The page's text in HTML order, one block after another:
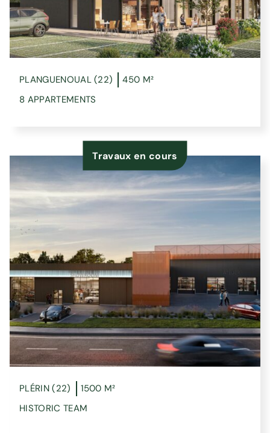
PLANGUENOUAL (22)
450 M²
8 APPARTEMENTS
Travaux en cours
PLÉRIN (22)
1500 M²
HISTORIC TEAM